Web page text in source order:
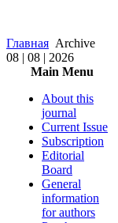
Главная Archive
08 | 08 | 2026
Main Menu
About this
journal
Current Issue
Subscription
Editorial
Board
General
information
for authors